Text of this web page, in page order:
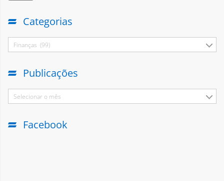
Categorias
Finanças (99)
Publicações
Selecionar o mês
Facebook